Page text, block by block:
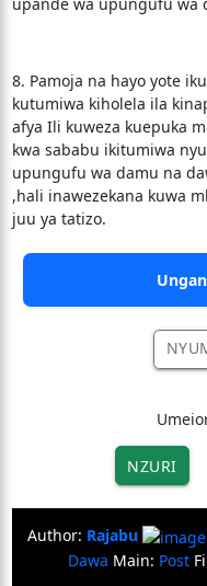
8. Pamoja na hayo yote
kutumiwa kiholela ila
afya Ili kuweza kuepuka
kwa sababu ikitumiwa
upungufu wa damu na
,hali inawezekana kuwa
juu ya tatizo.
NZURI
Author: Rajabu
Dawa Main: Post